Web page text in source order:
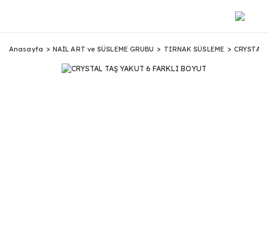
Anasayfa NAİL ART ve SÜSLEME GRUBU TIRNAK SÜSLEME CRYSTAL